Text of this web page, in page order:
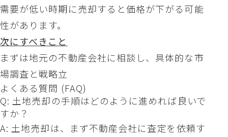
需要が低い時期に売却すると価格が下がる可能
性があります。
次にすべきこと
まずは地元の不動産会社に相談し、具体的な市
場調査と戦略立
よくある質問 (FAQ)
Q: 土地売却の手順はどのように進めれば良いで
すか？
A: 土地売却は、まず不動産会社に査定を依頼す